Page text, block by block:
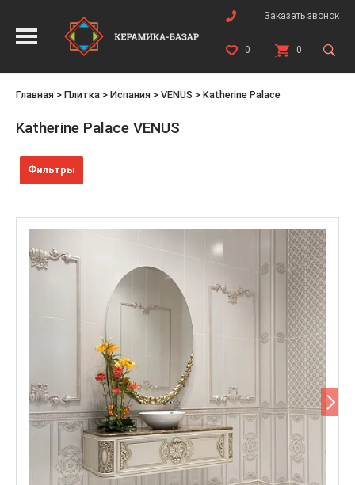
Заказать звонок
0 0
Главная > Плитка > Испания > VENUS > Katherine Palace
Katherine Palace VENUS
Фильтры